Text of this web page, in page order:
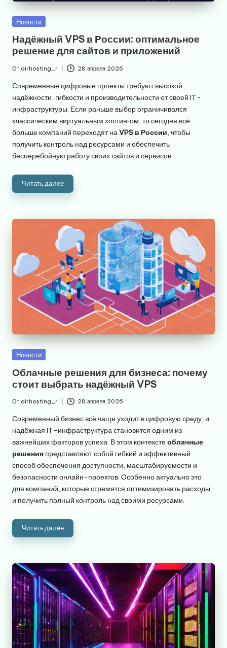
Опубликовано
Новости
Надёжный VPS в России: оптимальное
решение для сайтов и приложений
Запись
от
От airhosting_r 28 апреля 2026
Современные цифровые проекты требуют высокой
надёжности, гибкости и производительности от своей IT-
инфраструктуры. Если раньше выбор ограничивался
классическим виртуальным хостингом, то сегодня всё
больше компаний переходят наVPS в России, чтобы
получить контроль над ресурсами и обеспечить
бесперебойную работу своих сайтов и сервисов.
Читать далее
Опубликовано
Новости
Облачные решения для бизнеса: почему
стоит выбрать надёжный VPS
от
От airhosting_r 28 апреля 2026
Современный бизнес всё чаще уходит в цифровую среду, и
надёжная IT-инфраструктура становится одним из
важнейших факторов успеха. В этом контекстеоблачные
решения представляют собой гибкий и эффективный
способ обеспечения доступности, масштабируемости и
безопасности онлайн-проектов. Особенно актуально это
для компаний, которые стремятся оптимизировать расходы
и получить полный контроль над своими ресурсами.
Читать далее